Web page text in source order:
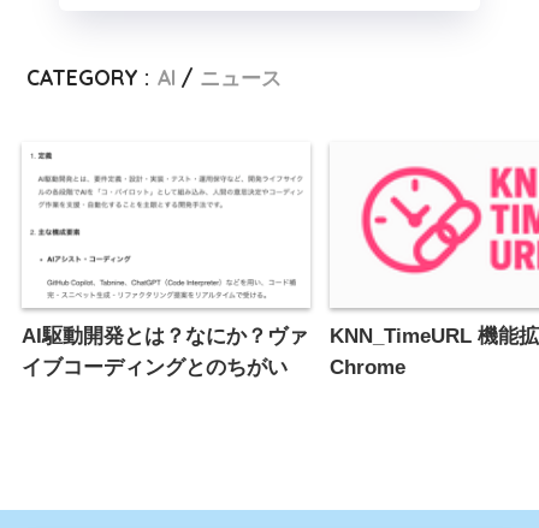
CATEGORY : AI ニュース
AI駆動開発とは？なにか？ヴァ
イブコーディングとのちがい
KNN_TimeURL 機能
Chrome